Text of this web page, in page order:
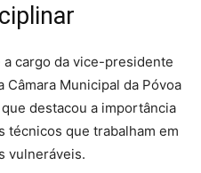
cargo da vice-presidente
Câmara Municipal da Póvoa
destacou a importância
técnicos que trabalham em
vulneráveis.